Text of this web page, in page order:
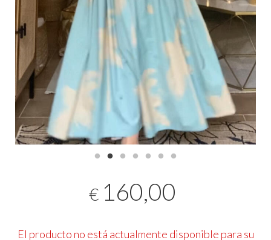
€ 160,00
El producto no está actualmente disponible para su